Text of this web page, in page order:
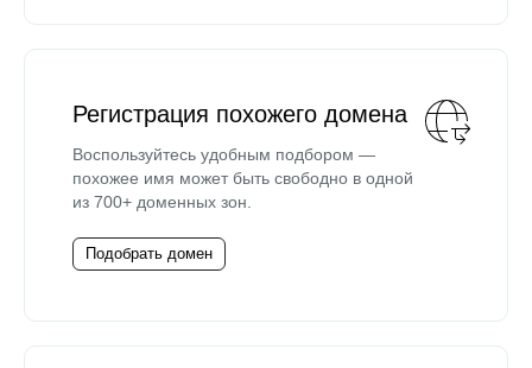
Регистрация похожего домена
Воспользуйтесь удобным подбором —
похожее имя может быть свободно в одной
из 700+ доменных зон.
Подобрать домен